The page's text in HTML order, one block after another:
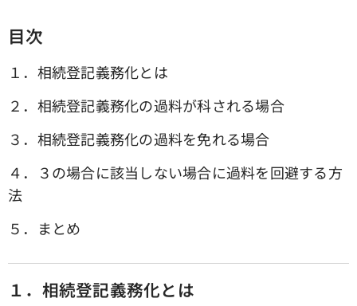
目次
１．相続登記義務化とは
２．相続登記義務化の過料が科される場合
３．相続登記義務化の過料を免れる場合
４．３の場合に該当しない場合に過料を回避する方
法
５．まとめ
１．相続登記義務化とは